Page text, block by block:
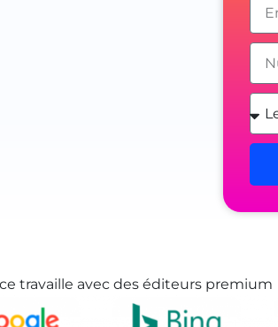
travaille avec des éditeurs premium